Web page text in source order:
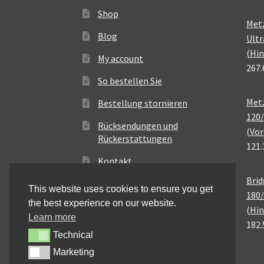
Shop
Blog
My account
So bestellen Sie
Bestellung stornieren
Rücksendungen und
Rückerstattungen
Kontakt
This website uses cookies to ensure you get
the best experience on our website.
Learn more
TechnicalTechnical
MarketingMarketing